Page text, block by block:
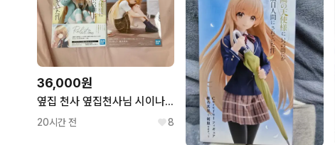
36,000원
옆집 천사 옆집천사님 시이나 마히루 피규어 일괄
20시간 전 8